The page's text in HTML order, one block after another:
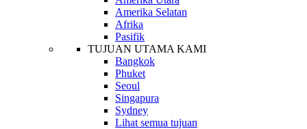
Amerika Selatan
Afrika
Pasifik
TUJUAN UTAMA KAMI
Bangkok
Phuket
Seoul
Singapura
Sydney
Lihat semua tujuan